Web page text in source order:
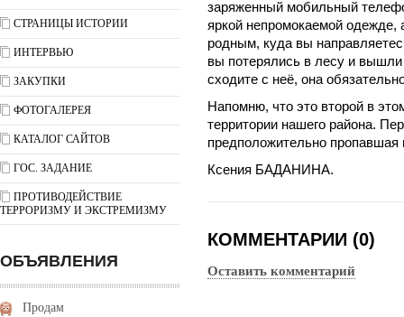
СТРАНИЦЫ ИСТОРИИ
ИНТЕРВЬЮ
ЗАКУПКИ
ФОТОГАЛЕРЕЯ
КАТАЛОГ САЙТОВ
ГОС. ЗАДАНИЕ
ПРОТИВОДЕЙСТВИЕ
ТЕРРОРИЗМУ И ЭКСТРЕМИЗМУ
ОБЪЯВЛЕНИЯ
Продам
заряженный мобильный
яркой непромокаемой
родным, куда вы
вы потерялись в лесу и вышли
сходите с неё, она
Напомню, что это второй в
территории нашего района.
предположительно пропавшая
Ксения БАДАНИНА.
КОММЕНТАРИИ (0)
Оставить комментарий